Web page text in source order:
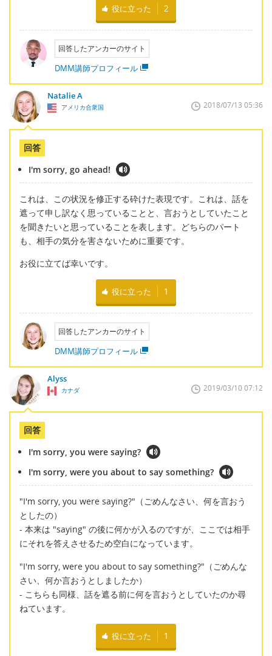
役に立った 2
回答したアンカーのサイト
DMM講師プロフィール
Natalie A
アメリカ合衆国 2018/07/13 05:36
回答
I'm sorry, go ahead!
これは、この状況を修正する砕けた表現です。これは、話を
遮って申し訳なく思っていることと、言おうとしていたこと
を聞きたいと思っていることを表します。どちらのパート
も、相手の気分を害さないために重要です。
お役に立てば幸いです。
役に立った 1
回答したアンカーのサイト
DMM講師プロフィール
Alyss
カナダ 2019/03/10 07:12
回答
I'm sorry, you were saying?
I'm sorry, were you about to say something?
"I'm sorry, you were saying?"（ごめんなさい、何を言おう
としたの）
- 本来は "saying" の後に何かが入るのですが、ここでは相手
にそれを答えさせるため空白になっています。
"I'm sorry, were you about to say something?"（ごめんな
さい、何か言おうとしましたか）
- こちらも同様、話を遮る前に何を言おうとしていたのか尋
ねています。
役に立った 1